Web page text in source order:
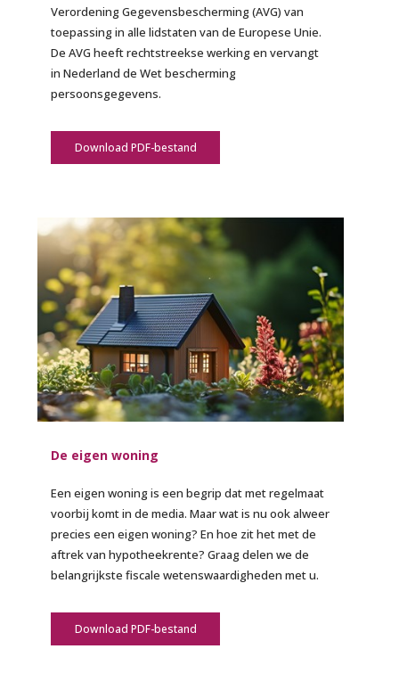
Verordening Gegevensbescherming (AVG) van
toepassing in alle lidstaten van de Europese Unie.
De AVG heeft rechtstreekse werking en vervangt
in Nederland de Wet bescherming
persoonsgegevens.
Download PDF-bestand
De eigen woning
Een eigen woning is een begrip dat met regelmaat
voorbij komt in de media. Maar wat is nu ook alweer
precies een eigen woning? En hoe zit het met de
aftrek van hypotheekrente? Graag delen we de
belangrijkste fiscale wetenswaardigheden met u.
Download PDF-bestand